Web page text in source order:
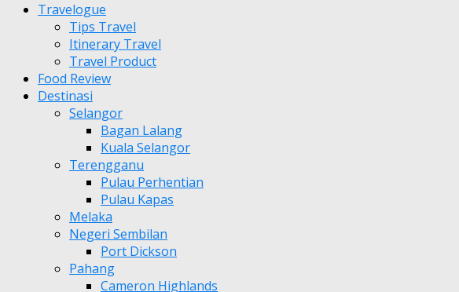
Travelogue
Tips Travel
Itinerary Travel
Travel Product
Food Review
Destinasi
Selangor
Bagan Lalang
Kuala Selangor
Terengganu
Pulau Perhentian
Pulau Kapas
Melaka
Negeri Sembilan
Port Dickson
Pahang
Cameron Highlands